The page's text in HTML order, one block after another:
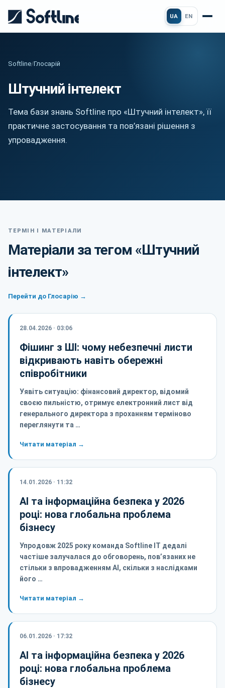
UA EN
Softline/Глосарій
Штучний інтелект
Тема бази знань Softline про «Штучний інтелект», її
практичне застосування та пов’язані рішення з
упровадження.
ТЕРМІН І МАТЕРІАЛИ
Матеріали за тегом «Штучний
інтелект»
Перейти до Глосарію →
28.04.2026 · 03:06
Фішинг з ШІ: чому небезпечні листи
відкривають навіть обережні
співробітники
Уявіть ситуацію: фінансовий директор, відомий
своєю пильністю, отримує електронний лист від
генерального директора з проханням терміново
переглянути та …
Читати матеріал →
14.01.2026 · 11:32
AI та інформаційна безпека у 2026
році: нова глобальна проблема
бізнесу
Упродовж 2025 року команда Softline IT дедалі
частіше залучалася до обговорень, пов’язаних не
стільки з впровадженням AI, скільки з наслідками
його …
Читати матеріал →
06.01.2026 · 17:32
AI та інформаційна безпека у 2026
році: нова глобальна проблема
бізнесу